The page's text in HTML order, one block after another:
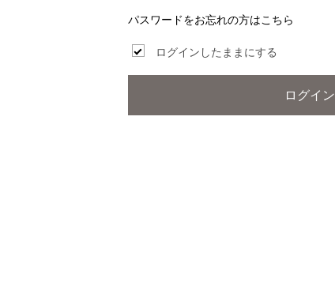
パスワードをお忘れの方はこちら
ログインしたままにする
ログイン